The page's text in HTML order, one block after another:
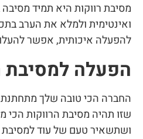
מסיבת רווקות היא תמיד
ואינטימית ולמלא את הערב
להפעלה איכותית, אפשר
הפעלה למסיבת
החברה הכי טובה שלך
שזו תהיה מסיבת הרווקות
ושתשאיר טעם של עוד למסיבת